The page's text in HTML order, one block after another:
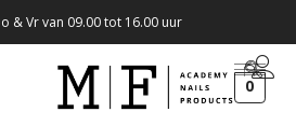
& Vr van 09.00 tot 16.00 uur
0